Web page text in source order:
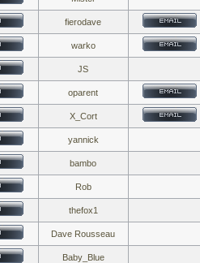
fierodave
warko
JS
oparent
X_Cort
yannick
bambo
Rob
thefox1
Dave Rousseau
Baby_Blue